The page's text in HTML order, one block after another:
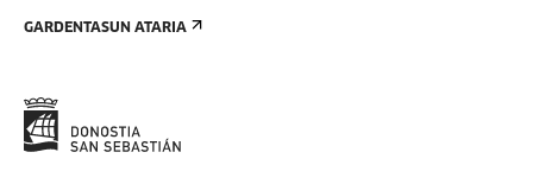
GARDENTASUN ATARIA